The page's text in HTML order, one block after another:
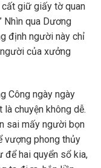
cất giữ giấy tờ quan
Nhìn qua Dương
định người này chỉ
của xưởng
Công ngày ngày
chuyện không dễ.
sai mấy người bọn
vượng phong thủy
để hai quyển sổ kia,